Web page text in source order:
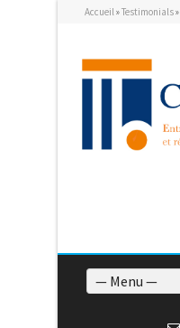
Accueil»Testimonials»
— Menu —